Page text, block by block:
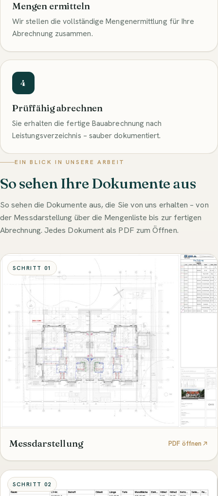
Mengen ermitteln
Wir stellen die vollständige Mengenermittlung für Ihre
Abrechnung zusammen.
4
Prüffähig abrechnen
Sie erhalten die fertige Bauabrechnung nach
Leistungsverzeichnis – sauber dokumentiert.
EIN BLICK IN UNSERE ARBEIT
So sehen Ihre Dokumente aus
So sehen die Dokumente aus, die Sie von uns erhalten – von
der Messdarstellung über die Mengenliste bis zur fertigen
Abrechnung. Jedes Dokument als PDF zum Öffnen.
SCHRITT 01
Messdarstellung PDF öffnen
SCHRITT 02